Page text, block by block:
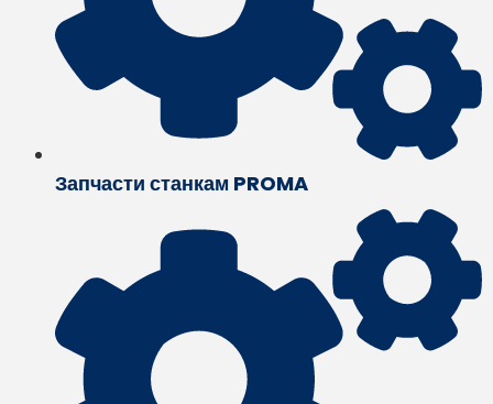
Запчасти станкам PROMA